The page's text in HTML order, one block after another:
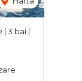
| 3 bai |